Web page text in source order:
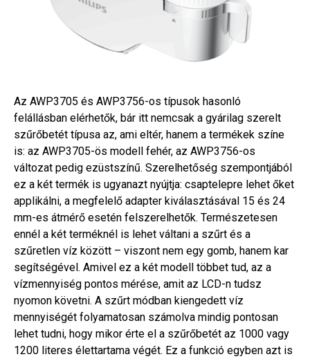
Az AWP3705 és AWP3756-os típusok hasonló
felállásban elérhetők, bár itt nemcsak a gyárilag szerelt
szűrőbetét típusa az, ami eltér, hanem a termékek színe
is: az AWP3705-ös modell fehér, az AWP3756-os
változat pedig ezüstszínű. Szerelhetőség szempontjából
ez a két termék is ugyanazt nyújtja: csaptelepre lehet őket
applikálni, a megfelelő adapter kiválasztásával 15 és 24
mm-es átmérő esetén felszerelhetők. Természetesen
ennél a két terméknél is lehet váltani a szűrt és a
szűretlen víz között – viszont nem egy gomb, hanem kar
segítségével. Amivel ez a két modell többet tud, az a
vízmennyiség pontos mérése, amit az LCD-n tudsz
nyomon követni. A szűrt módban kiengedett víz
mennyiségét folyamatosan számolva mindig pontosan
lehet tudni, hogy mikor érte el a szűrőbetét az 1000 vagy
1200 literes élettartama végét. Ez a funkció egyben azt is